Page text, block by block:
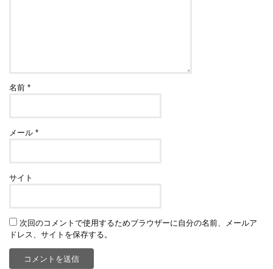
名前*
メール*
サイト
次回のコメントで使用するためブラウザーに自分の名前、メールア
ドレス、サイトを保存する。